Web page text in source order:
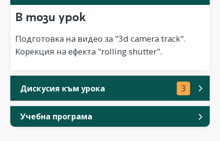
В този урок
Подготовка на видео за "3d camera track".
Корекция на ефекта "rolling shutter".
Дискусия към урока 3
Учебна програма